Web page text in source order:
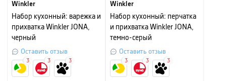
Winkler
Набор кухонный: варежка и
прихватка Winkler JONA,
черный
Оставить отзыв
3 3 3
Winkler
Набор кухонный: перчатка
и прихватка Winkler JONA,
темно-серый
Оставить отзыв
3 3 3